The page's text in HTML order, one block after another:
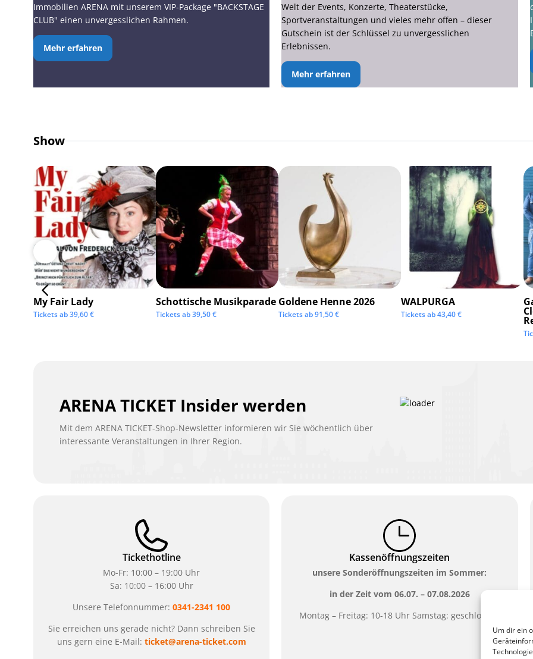
Um dir ein
Immobilien ARENA mit unserem VIP-Package "BACKSTAGE
CLUB" einen unvergesslichen Rahmen.
Mehr erfahren
Welt der Events, Konzerte, Theaterstücke,
Sportveranstaltungen und vieles mehr offen – dieser
Gutschein ist der Schlüssel zu unvergesslichen
Erlebnissen.
Mehr erfahren
Show
My Fair Lady
Tickets ab39,60€
Schottische Musikparade
Tickets ab39,50€
Goldene Henne 2026
Tickets ab91,50€
WALPURGA
Tickets ab43,40€
ARENA TICKET Insider werden
Mit dem ARENA TICKET-Shop-Newsletter informieren wir Sie wöchentlich über
interessante Veranstaltungen in Ihrer Region.
Tickethotline
Mo-Fr: 10:00 – 19:00 Uhr
Sa: 10:00 – 16:00 Uhr
Unsere Telefonnummer:0341-2341 100
Sie erreichen uns gerade nicht? Dann schreiben Sie
uns gern eine E-Mail: ticket@arena-ticket.com
Kassenöffnungszeiten
unsere Sonderöffnungszeiten im Sommer:
in der Zeit vom 06.07. – 07.08.2026
Montag – Freitag: 10-18 Uhr Samstag: geschlossen